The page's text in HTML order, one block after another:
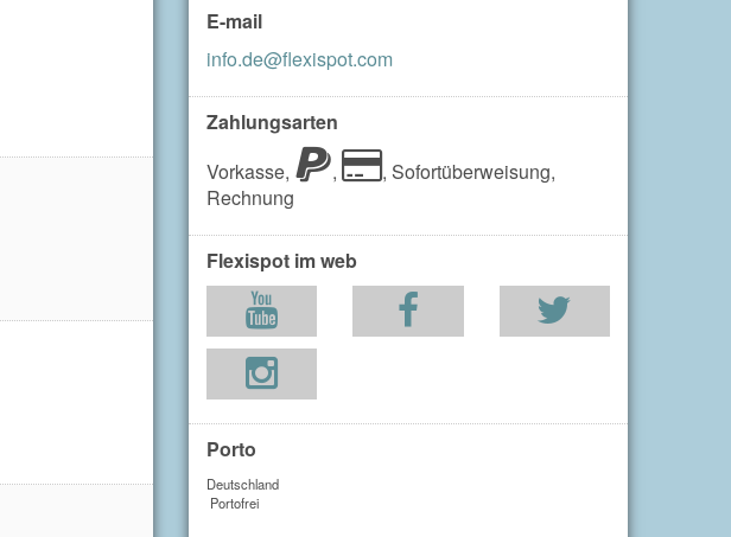
E-mail
info.de@flexispot.com
Zahlungsarten
Vorkasse,
, , Sofortüberweisung,
Rechnung
Flexispot im web
Porto
Deutschland
Portofrei